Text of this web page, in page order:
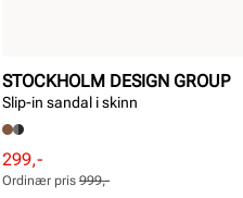
STOCKHOLM DESIGN GROUP
Slip-in sandal i skinn
Rabattert
pris
299,-
Ordinær
pris
Ordinær pris 999,-